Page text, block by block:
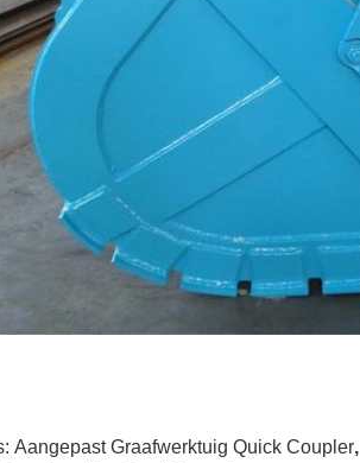
Aangepast Graafwerktuig Quick Coupler,